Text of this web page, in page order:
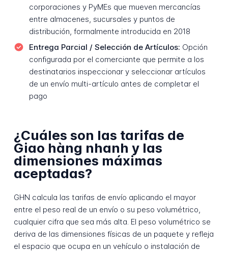
corporaciones y PyMEs que mueven mercancías
entre almacenes, sucursales y puntos de
distribución, formalmente introducida en 2018
Entrega Parcial / Selección de Artículos: Opción
configurada por el comerciante que permite a los
destinatarios inspeccionar y seleccionar artículos
de un envío multi-artículo antes de completar el
pago
¿Cuáles son las tarifas de
Giao hàng nhanh y las
dimensiones máximas
aceptadas?
GHN calcula las tarifas de envío aplicando el mayor
entre el peso real de un envío o su peso volumétrico,
cualquier cifra que sea más alta. El peso volumétrico se
deriva de las dimensiones físicas de un paquete y refleja
el espacio que ocupa en un vehículo o instalación de